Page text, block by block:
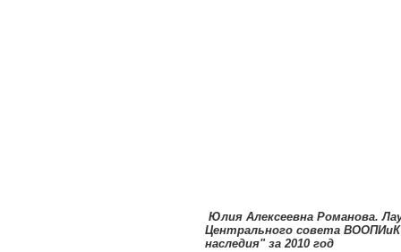
Юлия Алексеевна Романова.
Центрального совета
наследия" за 2010 год